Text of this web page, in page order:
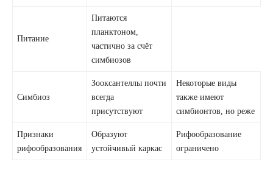
Питание
Питаются
планктоном,
частично за счёт
симбиозов
Симбиоз
Зооксантеллы почти
всегда
присутствуют
Некоторые виды
также имеют
симбионтов, но реже
Признаки
рифообразования
Образуют
устойчивый каркас
Рифообразование
ограничено